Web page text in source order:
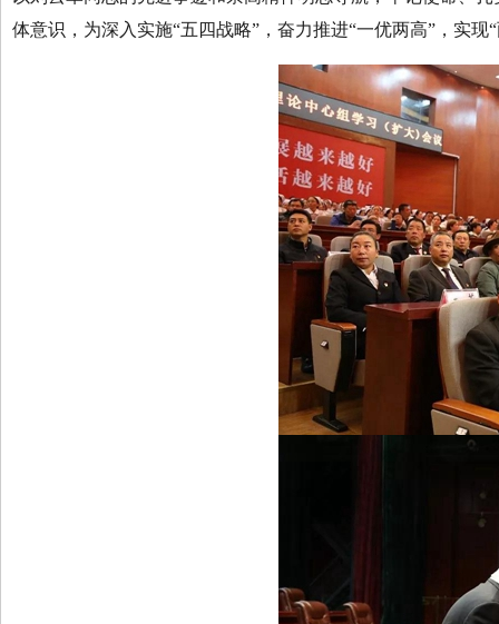
体意识，为深入实施“五四战略”，奋力推进“一优两高”，实现